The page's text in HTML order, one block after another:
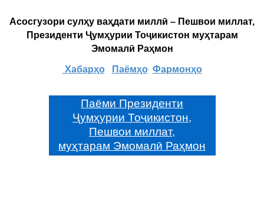
Асосгузори сулҳу ваҳдати миллӣ – Пешвои миллат,
Президенти Ҷумҳурии Тоҷикистон муҳтарам
Эмомалӣ Раҳмон
Хабарҳо Паёмҳо Фармонҳо
Паёми Президенти
Ҷумҳурии Тоҷикистон,
Пешвои миллат,
муҳтарам Эмомалӣ Раҳмон